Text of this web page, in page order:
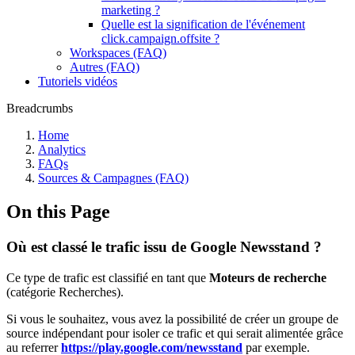
marketing ?
Quelle est la signification de l'événement
click.campaign.offsite ?
Workspaces (FAQ)
Autres (FAQ)
Tutoriels vidéos
Breadcrumbs
Home
Analytics
FAQs
Sources & Campagnes (FAQ)
On this Page
Où est classé le trafic issu de Google Newsstand ?
Ce type de trafic est classifié en tant que Moteurs de recherche
(catégorie Recherches).
Si vous le souhaitez, vous avez la possibilité de créer un groupe de
source indépendant pour isoler ce trafic et qui serait alimentée grâce
au referrerhttps://play.google.com/newsstand par exemple.